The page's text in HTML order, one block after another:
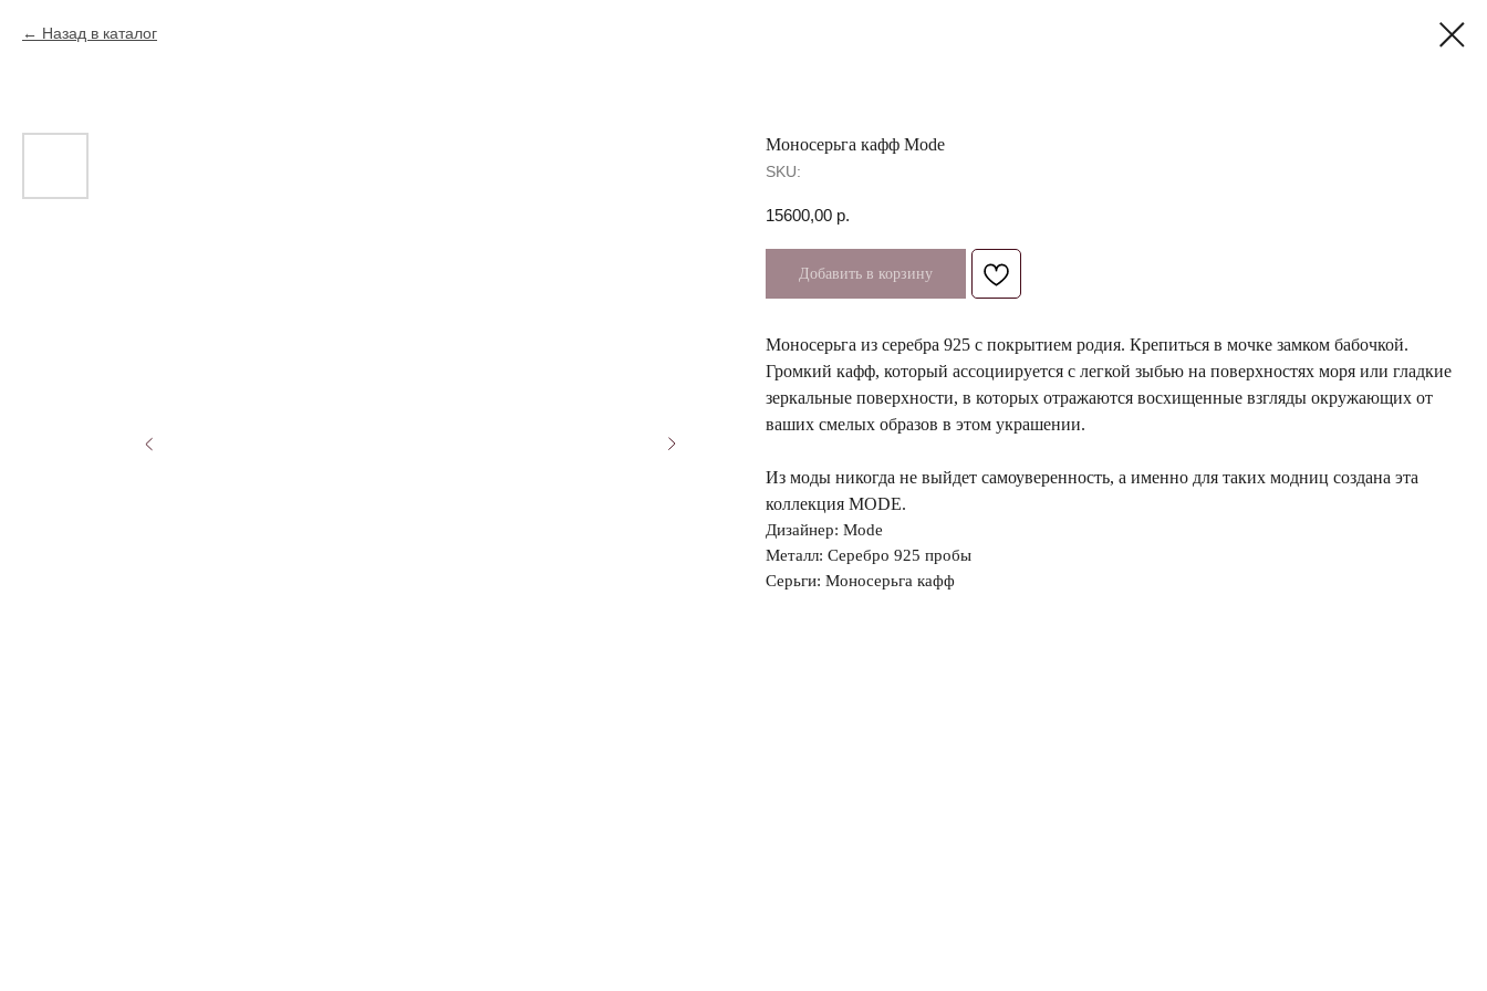
Назад в каталог
Моносерьга кафф Mode
SKU:
15600,00 р.
Добавить в корзину
Моносерьга из серебра 925 с покрытием родия. Крепиться в мочке замком бабочкой.
Громкий кафф, который ассоциируется с легкой зыбью на поверхностях моря или гладкие
зеркальные поверхности, в которых отражаются восхищенные взгляды окружающих от
ваших смелых образов в этом украшении.
Из моды никогда не выйдет самоуверенность, а именно для таких модниц создана эта
коллекция MODE.
Дизайнер: Mode
Металл: Серебро 925 пробы
Серьги: Моносерьга кафф